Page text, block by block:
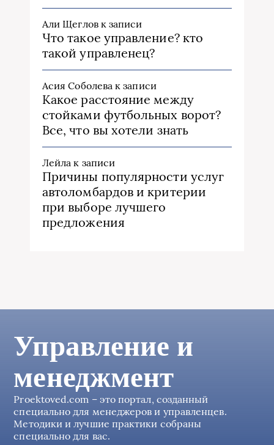
Али Щегловк записи
Что такое управление? кто
такой управленец?
Асия Соболева к записи
Какое расстояние между
стойками футбольных ворот?
Все, что вы хотели знать
Лейла к записи
Причины популярности услуг
автоломбардов и критерии
при выборе лучшего
предложения
Управление и
менеджмент
Proektoved.com – это портал, созданный
специально для менеджеров и управленцев.
Методики и лучшие практики собраны
специально для вас.